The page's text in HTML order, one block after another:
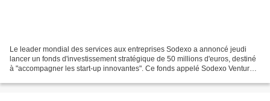
Le leader mondial des services aux entreprises Sodexo a annoncé jeudi
lancer un fonds d'investissement stratégique de 50 millions d'euros, destiné
à "accompagner les start-up innovantes". Ce fonds appelé Sodexo Ventures